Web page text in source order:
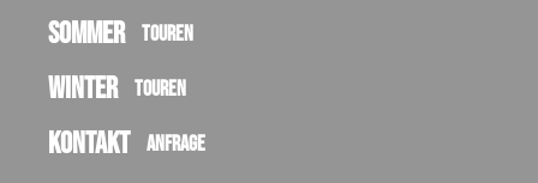
Sommer Touren
Winter Touren
Kontakt Anfrage